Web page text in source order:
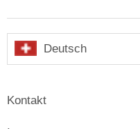
Deutsch
Kontakt